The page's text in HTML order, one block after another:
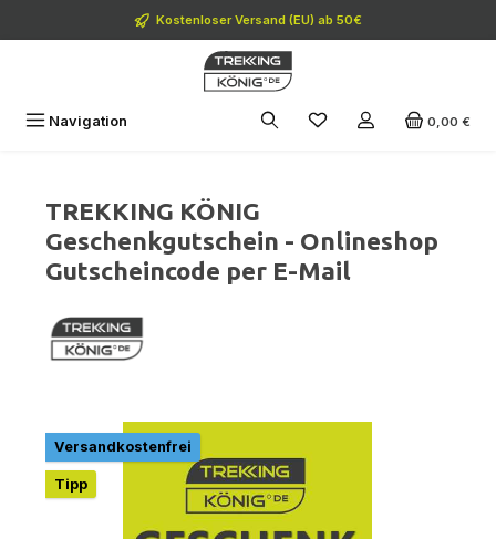
Zum Hauptinhalt springenKostenloser Versand (EU) ab 50€
Navigation 0,00 €
TREKKING KÖNIG
Geschenkgutschein - Onlineshop
Gutscheincode per E-Mail
Bildergalerie überspringen
Versandkostenfrei
Tipp